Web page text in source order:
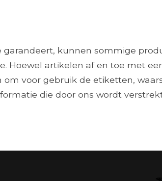
kunnen sommige
Hoewel artikelen af ​​en toe met
voor gebruik de etiketten,
die door ons wordt